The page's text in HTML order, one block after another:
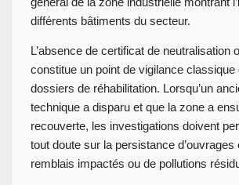
différents bâtiments du secteur.
L’absence de certificat de neutralisation
constitue un point de vigilance classique
dossiers de réhabilitation. Lorsqu’un
technique a disparu et que la zone a
recouverte, les investigations doivent
tout doute sur la persistance d’ouvrages
remblais impactés ou de pollutions